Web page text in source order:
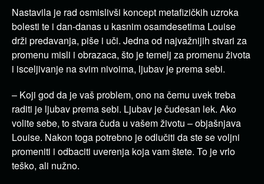
Nastavila je rad osmislivši koncept metafizičkih uzroka
bolesti te i dan-danas u kasnim osamdesetima Louise
drži predavanja, piše i uči. Jedna od najvažnijih stvari za
promenu misli i obrazaca, što je temelj za promenu života
i isceljivanje na svim nivoima, ljubav je prema sebi.
– Koji god da je vaš problem, ono na čemu uvek treba
raditi je ljubav prema sebi. Ljubav je čudesan lek. Ako
volite sebe, to stvara čuda u vašem životu – objašnjava
Louise. Nakon toga potrebno je odlučiti da ste se voljni
promeniti i odbaciti uverenja koja vam štete. To je vrlo
teško, ali nužno.